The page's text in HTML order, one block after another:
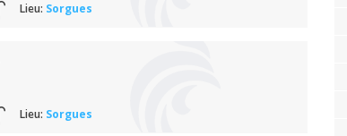
Lieu: Sorgues
Lieu: Sorgues